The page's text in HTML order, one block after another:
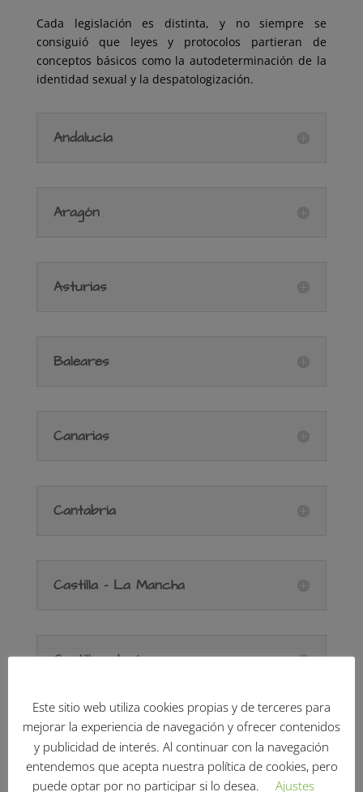
Cada legislación es distinta, y no siempre se
consiguió que leyes y protocolos partieran de
conceptos básicos como la autodeterminación de la
identidad sexual y la despatologización.
Andalucía
Aragón
Asturias
Baleares
Canarias
Cantabria
Castilla - La Mancha
Castilla y León
Cataluña
Este sitio web utiliza cookies propias y de terceres para
mejorar la experiencia de navegación y ofrecer contenidos
y publicidad de interés. Al continuar con la navegación
entendemos que acepta nuestra política de cookies, pero
puede optar por no participar si lo desea.
Ajustes